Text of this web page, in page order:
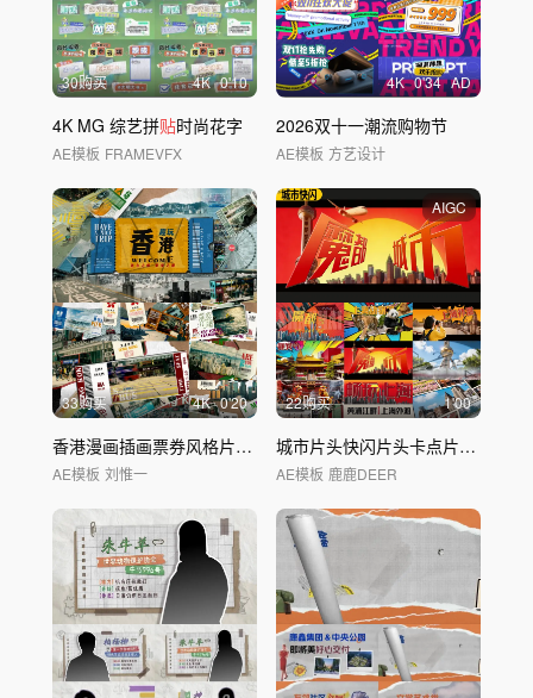
30购买 4K 0'10
4K MG 综艺拼贴时尚花字
AE模板 FRAMEVFX
4K 0'34 AD
2026双十一潮流购物节
AE模板 方艺设计
33购买 4K 0'20
香港漫画插画票券风格片头ae模板
AE模板 刘惟一
AIGC
22购买 1'00
城市片头快闪片头卡点片头上海片头漫画片头
AE模板 鹿鹿DEER